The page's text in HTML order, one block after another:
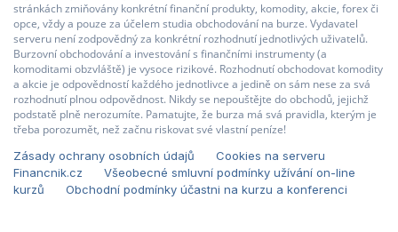
stránkách zmiňovány konkrétní finanční produkty, komodity, akcie, forex či
opce, vždy a pouze za účelem studia obchodování na burze. Vydavatel
serveru není zodpovědný za konkrétní rozhodnutí jednotlivých uživatelů.
Burzovní obchodování a investování s finančními instrumenty (a
komoditami obzvláště) je vysoce rizikové. Rozhodnutí obchodovat komodity
a akcie je odpovědností každého jednotlivce a jedině on sám nese za svá
rozhodnutí plnou odpovědnost. Nikdy se nepouštějte do obchodů, jejichž
podstatě plně nerozumíte. Pamatujte, že burza má svá pravidla, kterým je
třeba porozumět, než začnu riskovat své vlastní peníze!
Zásady ochrany osobních údajů
Cookies na serveru
Financnik.cz
Všeobecné smluvní podmínky užívání on-line
kurzů
Obchodní podmínky účastni na kurzu a konferenci